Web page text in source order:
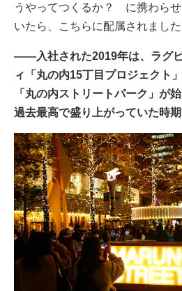
うやってつくるか？ に携わら
いたら、こちらに配属されました
――入社された2019年は、ラグ
ィ「丸の内15丁目プロジェクト
「丸の内ストリートパーク」が
過去最高で盛り上がっていた時